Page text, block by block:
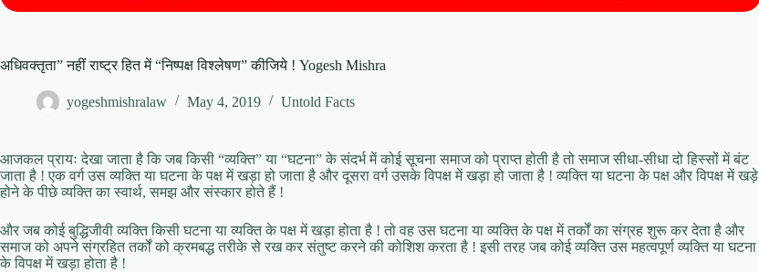
अधिवक्तृता” नहीं राष्ट्र हित में “निष्पक्ष विश्लेषण” कीजिये ! Yogesh Mishra
yogeshmishralaw May 4, 2019 Untold Facts
आजकल प्रायः देखा जाता है कि जब किसी “व्यक्ति” या “घटना” के संदर्भ में कोई सूचना समाज को प्राप्त होती है तो समाज सीधा-सीधा दो हिस्सों में बंट
जाता है ! एक वर्ग उस व्यक्ति या घटना के पक्ष में खड़ा हो जाता है और दूसरा वर्ग उसके विपक्ष में खड़ा हो जाता है ! व्यक्ति या घटना के पक्ष और विपक्ष में खड़े
होने के पीछे व्यक्ति का स्वार्थ, समझ और संस्कार होते हैं !
और जब कोई बुद्धिजीवी व्यक्ति किसी घटना या व्यक्ति के पक्ष में खड़ा होता है ! तो वह उस घटना या व्यक्ति के पक्ष में तर्कों का संग्रह शुरू कर देता है और
समाज को अपने संग्रहित तर्कों को क्रमबद्ध तरीके से रख कर संतुष्ट करने की कोशिश करता है ! इसी तरह जब कोई व्यक्ति उस महत्वपूर्ण व्यक्ति या घटना
के विपक्ष में खड़ा होता है !